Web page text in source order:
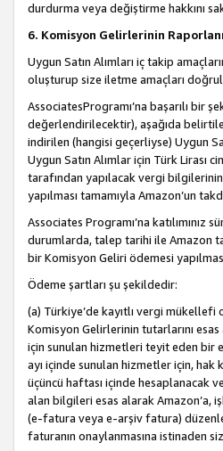
durdurma veya değiştirme hakkını
6. Komisyon Gelirlerinin
Uygun Satın Alımları iç takip
oluşturup size iletme amaçları
AssociatesProgramı’na başarılı bir
değerlendirilecektir), aşağıda
indirilen (hangisi geçerliyse) Uygun
Uygun Satın Alımlar için Türk Lirası
tarafından yapılacak vergi
yapılması tamamıyla Amazon’un
Associates Programı’na
durumlarda, talep tarihi ile Amazon
bir Komisyon Geliri ödemesi
Ödeme şartları şu şekildedir:
(a) Türkiye’de kayıtlı vergi mükellefi
Komisyon Gelirlerinin tutarlarını
için sunulan hizmetleri teyit eden bir
ayı içinde sunulan hizmetler için, hak
üçüncü haftası içinde hesaplanacak
alan bilgileri esas alarak Amazon’a,
(e-fatura veya e-arşiv fatura)
faturanın onaylanmasına istinaden